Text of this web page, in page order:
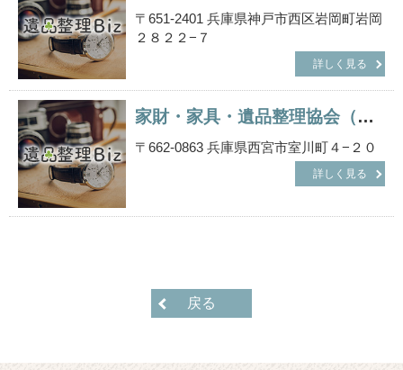
〒651-2401 兵庫県神戸市西区岩岡町岩岡
２８２２−７
詳しく見る
家財・家具・遺品整理協会（一般社団法人）
〒662-0863 兵庫県西宮市室川町４−２０
詳しく見る
戻る